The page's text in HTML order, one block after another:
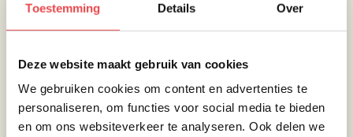
Toestemming Details Over
Deze website maakt gebruik van cookies
We gebruiken cookies om content en advertenties te
personaliseren, om functies voor social media te bieden
en om ons websiteverkeer te analyseren. Ook delen we
Bereiding